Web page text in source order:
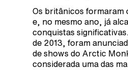
Os britânicos formaram
e, no mesmo ano, já
conquistas
de 2013, foram
de shows do Arctic
considerada uma das